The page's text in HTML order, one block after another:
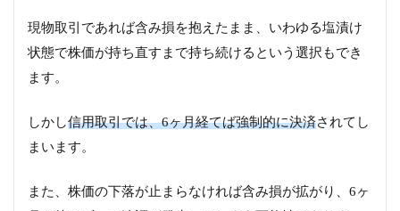
現物取引であれば含み損を抱えたまま、いわゆる塩漬け
状態で株価が持ち直すまで持ち続けるという選択もでき
ます。
しかし信用取引では、6ヶ月経てば強制的に決済されてし
まいます。
また、株価の下落が止まらなければ含み損が拡がり、6ヶ